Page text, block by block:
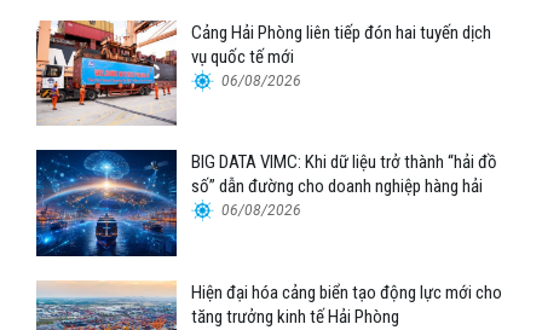
Cảng Hải Phòng liên tiếp đón hai tuyến dịch
vụ quốc tế mới
06/08/2026
BIG DATA VIMC: Khi dữ liệu trở thành “hải đồ
số” dẫn đường cho doanh nghiệp hàng hải
06/08/2026
Hiện đại hóa cảng biển tạo động lực mới cho
tăng trưởng kinh tế Hải Phòng